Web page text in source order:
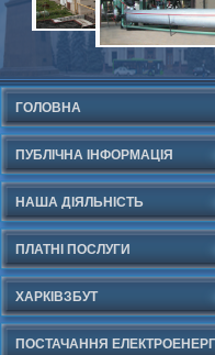
ГОЛОВНА
ПУБЛІЧНА ІНФОРМАЦІЯ
НАША ДІЯЛЬНІСТЬ
ПЛАТНІ ПОСЛУГИ
ХАРКІВЗБУТ
ПОСТАЧАННЯ ЕЛЕКТРОЕНЕРГІЇ